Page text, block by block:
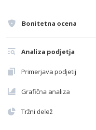
Bonitetna ocena
Analiza podjetja
Primerjava podjetij
Grafična analiza
Tržni delež